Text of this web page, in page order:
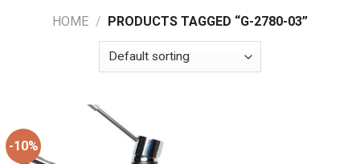
HOME / PRODUCTS TAGGED “G-2780-03”
-10%